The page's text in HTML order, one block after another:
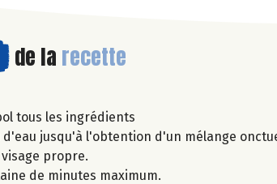
de la recette
tous les ingrédients
d'eau jusqu'à l'obtention d'un mélange
visage propre.
de minutes maximum.